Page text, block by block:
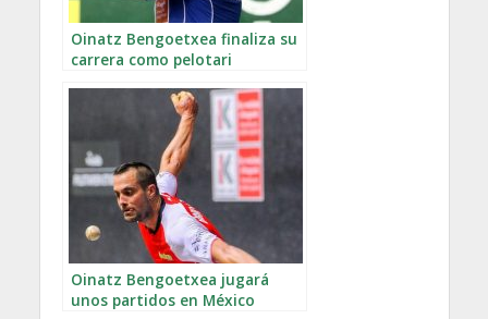
Oinatz Bengoetxea finaliza su
carrera como pelotari
Oinatz Bengoetxea jugará
unos partidos en México